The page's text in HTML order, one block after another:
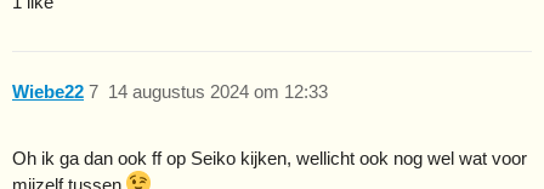
Wiebe22 14 augustus 2024 om 12:33
7
Oh ik ga dan ook ff op Seiko kijken, wellicht ook nog wel wat voor
mijzelf tussen